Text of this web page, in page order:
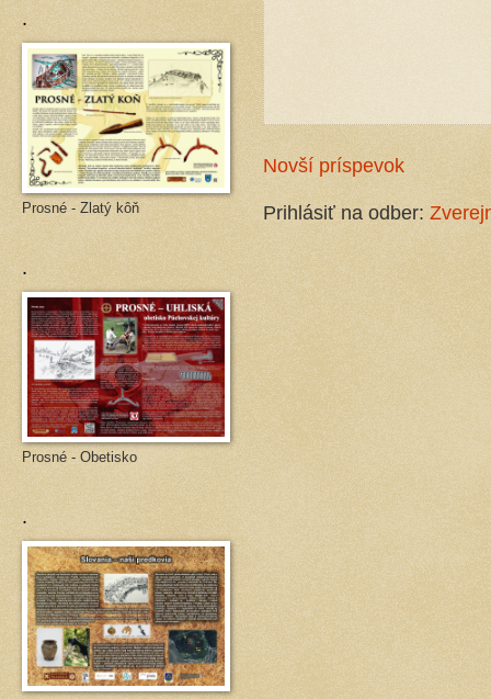
Novší príspevok
Prihlásiť na odber:
.
Prosné - Zlatý kôň
.
Prosné - Obetisko
.